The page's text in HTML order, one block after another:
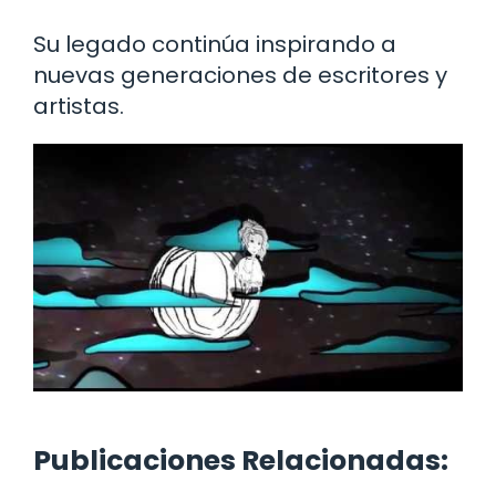
Su legado continúa inspirando a
nuevas generaciones de escritores y
artistas.
Publicaciones Relacionadas: